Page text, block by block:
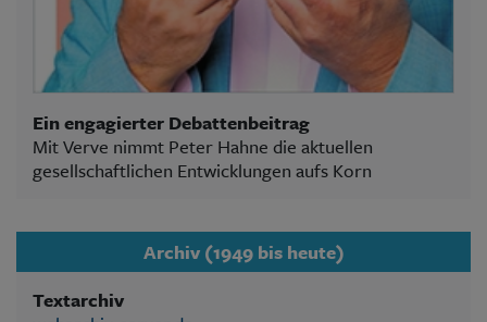
Ein engagierter Debattenbeitrag
Mit Verve nimmt Peter Hahne die aktuellen
gesellschaftlichen Entwicklungen aufs Korn
Archiv (1949 bis heute)
Textarchiv